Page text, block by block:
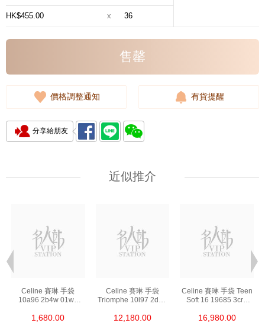
HK$455.00 x 36
售罄
價格調整通知 有貨提醒
分享給朋友
近似推介
Celine 賽琳 手袋
10a96 2b4w 01wb
Pouch
1,680.00
Celine 賽琳 手袋
Triomphe 10l97 2dqb
12,180.00
Celine 賽琳 手袋 Teen
Soft 16 19685 3cr8
16,980.00